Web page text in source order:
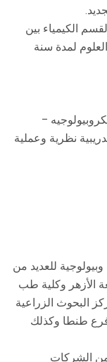
الكيمياء بين
لمدة سنة
–
نظرية وعملية
للعديد من
الأزهر وكلية طب
البحوث الزراعية
فرع طنطا وكذلك
الشركات